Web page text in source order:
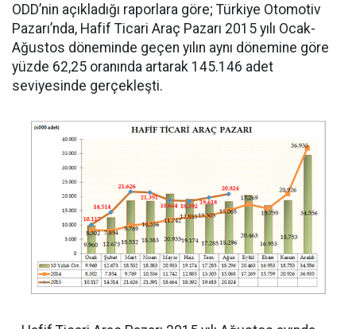
ODD’nin açıkladığı raporlara göre; Türkiye Otomotiv
Pazarı’nda, Hafif Ticari Araç Pazarı 2015 yılı Ocak-
Ağustos döneminde geçen yılın aynı dönemine göre
yüzde 62,25 oranında artarak 145.146 adet
seviyesinde gerçekleşti.